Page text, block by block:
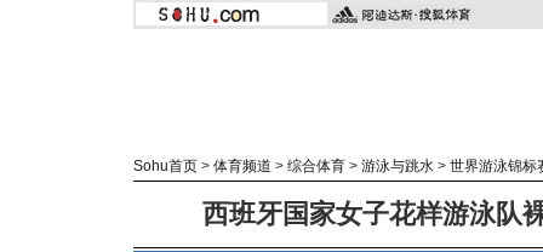
Sohu首页 > 体育频道 > 综合体育 > 游泳与跳水 > 世界游泳锦标
西班牙国家女子花样游泳队